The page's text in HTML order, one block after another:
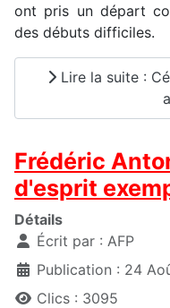
ont pris un départ
des débuts difficiles.
Lire la suite :
Frédéric
d'esprit
Détails
Écrit par : AFP
Publication : 24
Clics : 3095